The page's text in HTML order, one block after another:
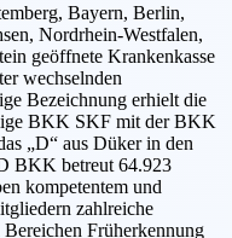
Bayern, Berlin,
Nordrhein-Westfalen,
geöffnete Krankenkasse
wechselnden
Bezeichnung erhielt die
BKK SKF mit der BKK
„D“ aus Düker in den
BKK betreut 64.923
kompetentem und
zahlreiche
Früherkennung